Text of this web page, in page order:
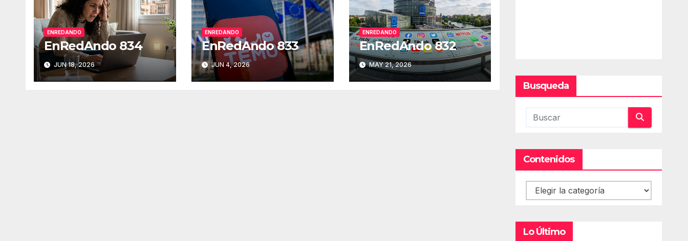
ENREDANDO
EnRedAndo 834
JUN 18, 2026
ENREDANDO
EnRedAndo 833
JUN 4, 2026
ENREDANDO
EnRedAndo 832
MAY 21, 2026
Busqueda
Contenidos
Contenidos
Lo Último